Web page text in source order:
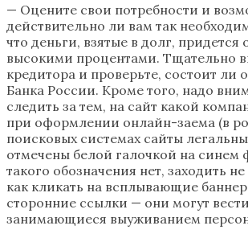
— Оцените свои потребности и
действительно ли вам так
что деньги, взятые в долг, придется
высокими процентами. Тщательно
кредитора и проверьте, состоит ли
Банка России. Кроме того, надо
следить за тем, на сайт какой
при оформлении онлайн-заема (в
поисковых системах сайты
отмечены белой галочкой на синем
такого обозначения нет, заходить
как кликать на всплывающие
сторонние ссылки — они могут
занимающиеся выуживанием